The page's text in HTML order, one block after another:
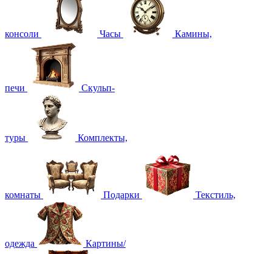
консоли Часы Камины,
печи Скульп-
туры Комплекты,
комнаты Подарки Текстиль,
одежда Картины/